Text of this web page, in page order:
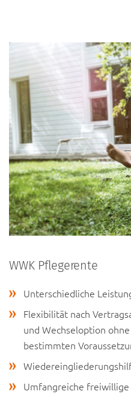
WWK Pflegerente
Unterschiedliche
Flexibilität nach
und Wechseloption
bestimmten
Umfangreiche freiwillige